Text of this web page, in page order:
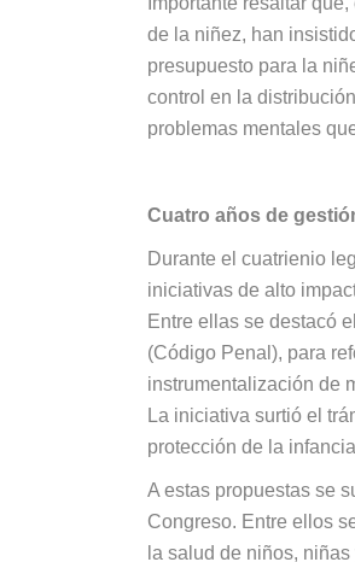
de la niñez, han
presupuesto para la
control en la
problemas mentales
Cuatro años de
Durante el cuatrienio
iniciativas de alto
Entre ellas se destacó
(Código Penal), para
instrumentalización de
La iniciativa surtió el
protección de la
A estas propuestas se
Congreso. Entre ellos
la salud de niños,